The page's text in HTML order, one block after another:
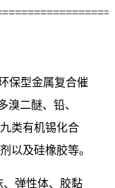
保型金属复合催
溴二醚、铅、
类有机锡化合
以及硅橡胶等。
、弹性体、胶黏